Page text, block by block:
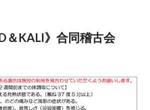
＆KALI》合同稽古会